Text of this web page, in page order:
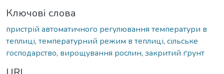
Ключові слова
пристрій автоматичного регулювання температури в
теплиці, температурний режим в теплиці, сільське
господарство, вирощування рослин, закритий ґрунт